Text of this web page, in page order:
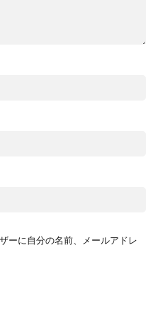
ーに自分の名前、メールアドレ